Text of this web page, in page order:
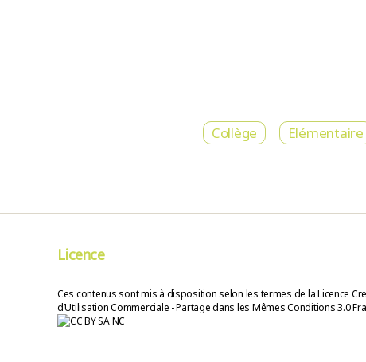
Collège Elémentaire
Licence
Ces contenus sont mis à disposition selon les termes de la Licence
d’Utilisation Commerciale - Partage dans les Mêmes Conditions 3.0